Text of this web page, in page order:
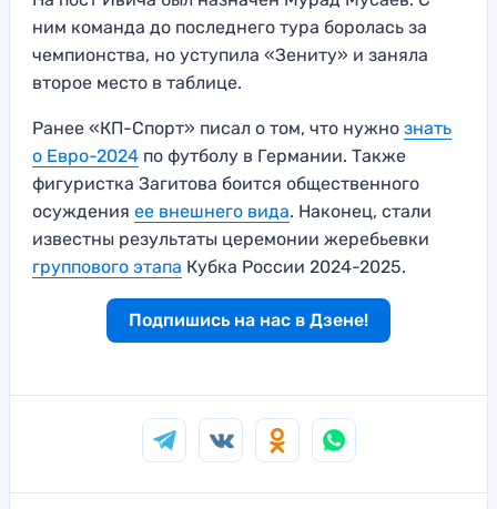
ним команда до последнего тура боролась за
чемпионства, но уступила «Зениту» и заняла
второе место в таблице.
Ранее «КП-Спорт» писал о том, что нужно знать
о Евро-2024 по футболу в Германии. Также
фигуристка Загитова боится общественного
осуждения ее внешнего вида. Наконец, стали
известны результаты церемонии жеребьевки
группового этапа Кубка России 2024-2025.
Подпишись на нас в Дзене!